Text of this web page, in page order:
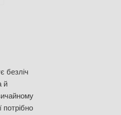
безліч
й
потрібно